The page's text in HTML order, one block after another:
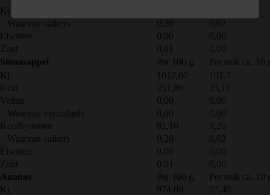
Koolhydraten
Waarvan suikers
0,20
0,02
Eiwitten
0,00
0,00
Zout
0,01
0,00
Sinaasappel
Per 100 g.
Per stuk ca. 10
Kj
1017,00
101.7
Kcal
251,00
25,10
Vetten
0,00
0,00
Waarvan verzadigde
0,00
0,00
Koolhydraten
92,10
9,20
Waarvan suikers
0,20
0,02
Eiwitten
0,00
0,00
Zout
0,01
0,00
Ananas
Per 100 g.
Per stuk ca. 10
Kj
974,00
97,40